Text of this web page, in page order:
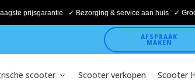
prijsgarantie ✓ Bezorging & service aan huis ✓
AFSPRAAK
MAKEN
scooter Scooter verkopen Scooter